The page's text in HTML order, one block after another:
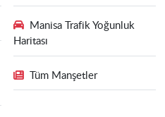
Manisa Trafik Yoğunluk
Haritası
Tüm Manşetler